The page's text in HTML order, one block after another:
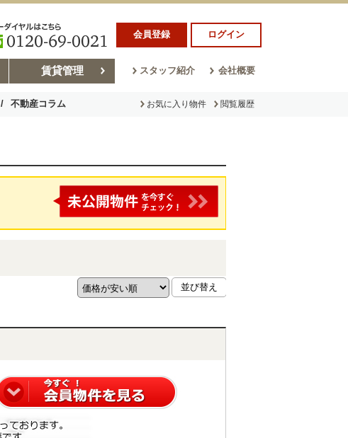
会員登録 ログイン
賃貸管理 スタッフ紹介 会社概要
不動産コラム お気に入り物件 閲覧履歴